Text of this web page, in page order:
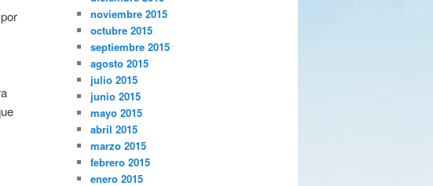
noviembre 2015
octubre 2015
septiembre 2015
agosto 2015
julio 2015
junio 2015
mayo 2015
abril 2015
marzo 2015
febrero 2015
enero 2015